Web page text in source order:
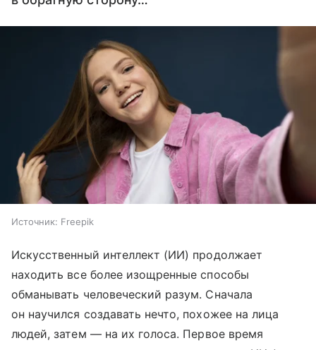
Источник: Freepik
Искусственный интеллект (ИИ) продолжает
находить все более изощренные способы
обманывать человеческий разум. Сначала
он научился создавать нечто, похожее на лица
людей, затем — на их голоса. Первое время